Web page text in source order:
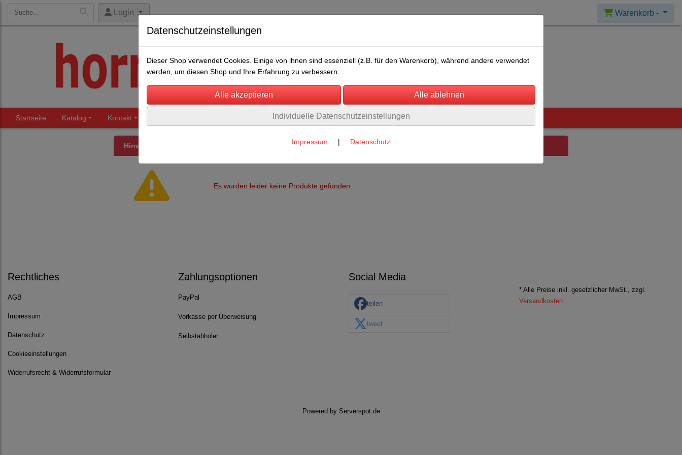
Login Warenkorb -
Startseite Katalog Kontakt Über uns Umwelt Rechtliches
Hinweis
Es wurden leider keine Produkte gefunden.
Rechtliches
AGB
Impressum
Datenschutz
Cookieeinstellungen
Widerrufsrecht & Widerrufsformular
Zahlungsoptionen
PayPal
Vorkasse per Überweisung
Selbstabholer
Social Media
teilen
tweet
* Alle Preise inkl. gesetzlicher MwSt., zzgl.
Versandkosten
Powered by Serverspot.de
Datenschutzeinstellungen
Dieser Shop verwendet Cookies. Einige von ihnen sind essenziell (z.B. für den Warenkorb), während andere verwendet
werden, um diesen Shop und Ihre Erfahrung zu verbessern.
Individuelle Datenschutzeinstellungen
Impressum | Datenschutz